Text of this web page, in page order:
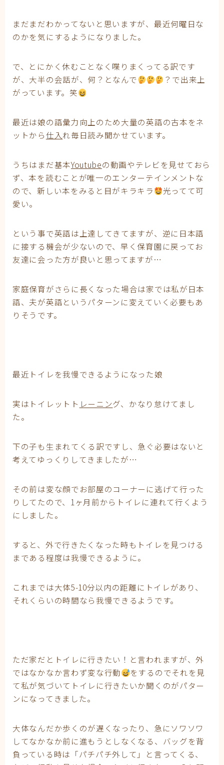
まだまだわかってないと思いますが、最近何曜日な
のかを気にするようになりました。
で、とにかく休むことなく喋りまくってる訳です
が、大半の会話が、何？となんで
？で出来上
がっています。笑
最近は娘の語彙力向上のため大量の英語の古本をネ
ットから仕入れ毎日読み聞かせています。
うちはまだ基本Youtubeの動画やテレビを見せておら
ず、本を読むことが唯一のエンターテインメントな
ので、新しい本をみると目がキラキラ
光ってて可
愛い。
という事で英語は上達してきてますが、逆に日本語
に接する機会が少ないので、早く保育園に戻ってお
友達に会った方が良いと思ってますが…
家庭保育がさらに長くなった場合は家では私が日本
語、夫が英語というパターンに変えていく必要もあ
りそうです。
最近トイレを我慢できるようになった娘
実はトイレットト レーニング、かなり怠けてまし
た。
下の子も生まれてくる訳ですし、急ぐ必要はないと
考えてゆっくりしてきましたが…
その前は変な顔でお部屋のコーナーに逃げて行った
りしてたので、1ヶ月前からトイレに連れて行くよう
にしました。
すると、外で行きたくなった時もトイレを見つける
まである程度は我慢できるように。
これまでは大体5-10分以内の距離にトイレがあり、
それくらいの時間なら我慢できるようです。
ただ家だとトイレに行きたい！と言われますが、外
ではなかなか言わず変な行動
をするのでそれを見
て私が気づいてトイレに行きたいか聞くのがパター
ンになってきました。
大体なんだか歩くのが遅くなったり、急にソワソワ
してなかなか前に進もうとしなくなる、バッグを背
負っている時は「パチパチ外して」と言ってくる、